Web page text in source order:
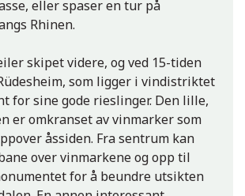
eller spaser en tur på
Rhinen.
skipet videre, og ved 15-tiden
som ligger i vindistriktet
for sine gode rieslinger. Den lille,
er omkranset av vinmarker som
åssiden. Fra sentrum kan
over vinmarkene og opp til
for å beundre utsikten